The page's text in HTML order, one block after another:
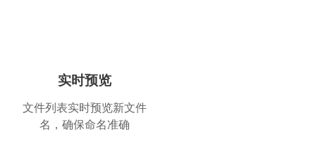
实时预览
文件列表实时预览新文件
名，确保命名准确
文件多了，还真的得借助这类型的软件。比起
不一样，不错不错。